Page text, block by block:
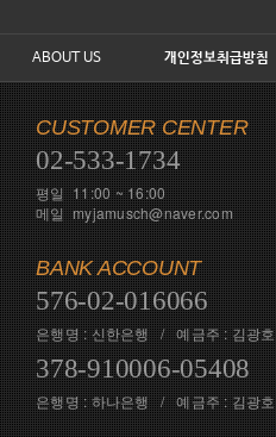
ABOUT US 개인정보취급방침
CUSTOMER CENTER
02-533-1734
평일 11:00 ~ 16:00
메일 myjamusch@naver.com
BANK ACCOUNT
576-02-016066
은행명 : 신한은행 / 예금주 : 김광호
378-910006-05408
은행명 : 하나은행 / 예금주 : 김광호